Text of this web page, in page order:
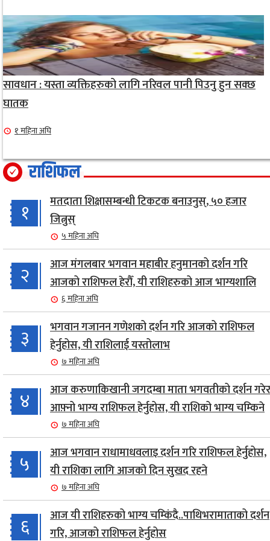
सावधान : यस्ता व्यक्तिहरुको लागि नरिवल पानी पिउनु हुन सक्छ
घातक
१ महिना अघि
राशिफल
१
मतदाता शिक्षासम्बन्धी टिकटक बनाउनुस्, ५० हजार
जित्नुस्
५ महिना अघि
२
आज मंगलबार भगवान महाबीर हनुमानको दर्शन गरि
आजको राशिफल हेरौँ, यी राशिहरुको आज भाग्यशालि
६ महिना अघि
३
भगवान गजानन गणेशको दर्शन गरि आजको राशिफल
हेर्नुहोस, यी राशिलाई यस्तोलाभ
७ महिना अघि
४
आज करुणाकिखानी जगदम्बा माता भगवतीको दर्शन
आफ़्नो भाग्य राशिफल हेर्नुहोस, यी राशिको भाग्य चम्किने
७ महिना अघि
५
आज भगवान राधामाधवलाइ दर्शन गरि राशिफल हेर्नुहोस,
यी राशिका लागि आजको दिन सुखद रहने
७ महिना अघि
६
आज यी राशिहरुको भाग्य चम्किंदै..पाथिभरामाताको दर्शन
गरि, आजको राशिफल हेर्नुहोस